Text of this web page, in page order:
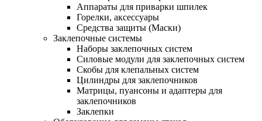
Аппараты для приварки шпилек
Горелки, аксессуары
Средства защиты (Маски)
Заклепочные системы
Наборы заклепочных систем
Силовые модули для заклепочных систем
Скобы для клепальных систем
Цилиндры для заклепочников
Матрицы, пуансоны и адаптеры для
заклепочников
Заклепки